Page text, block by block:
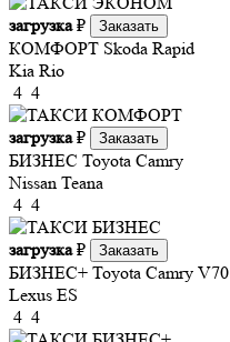
загрузка₽ Заказать
КОМФОРТ Skoda Rapid
Kia Rio
4 4
загрузка₽ Заказать
БИЗНЕС Toyota Camry
Nissan Teana
4 4
загрузка₽ Заказать
БИЗНЕС+ Toyota Camry V70
Lexus ES
4 4